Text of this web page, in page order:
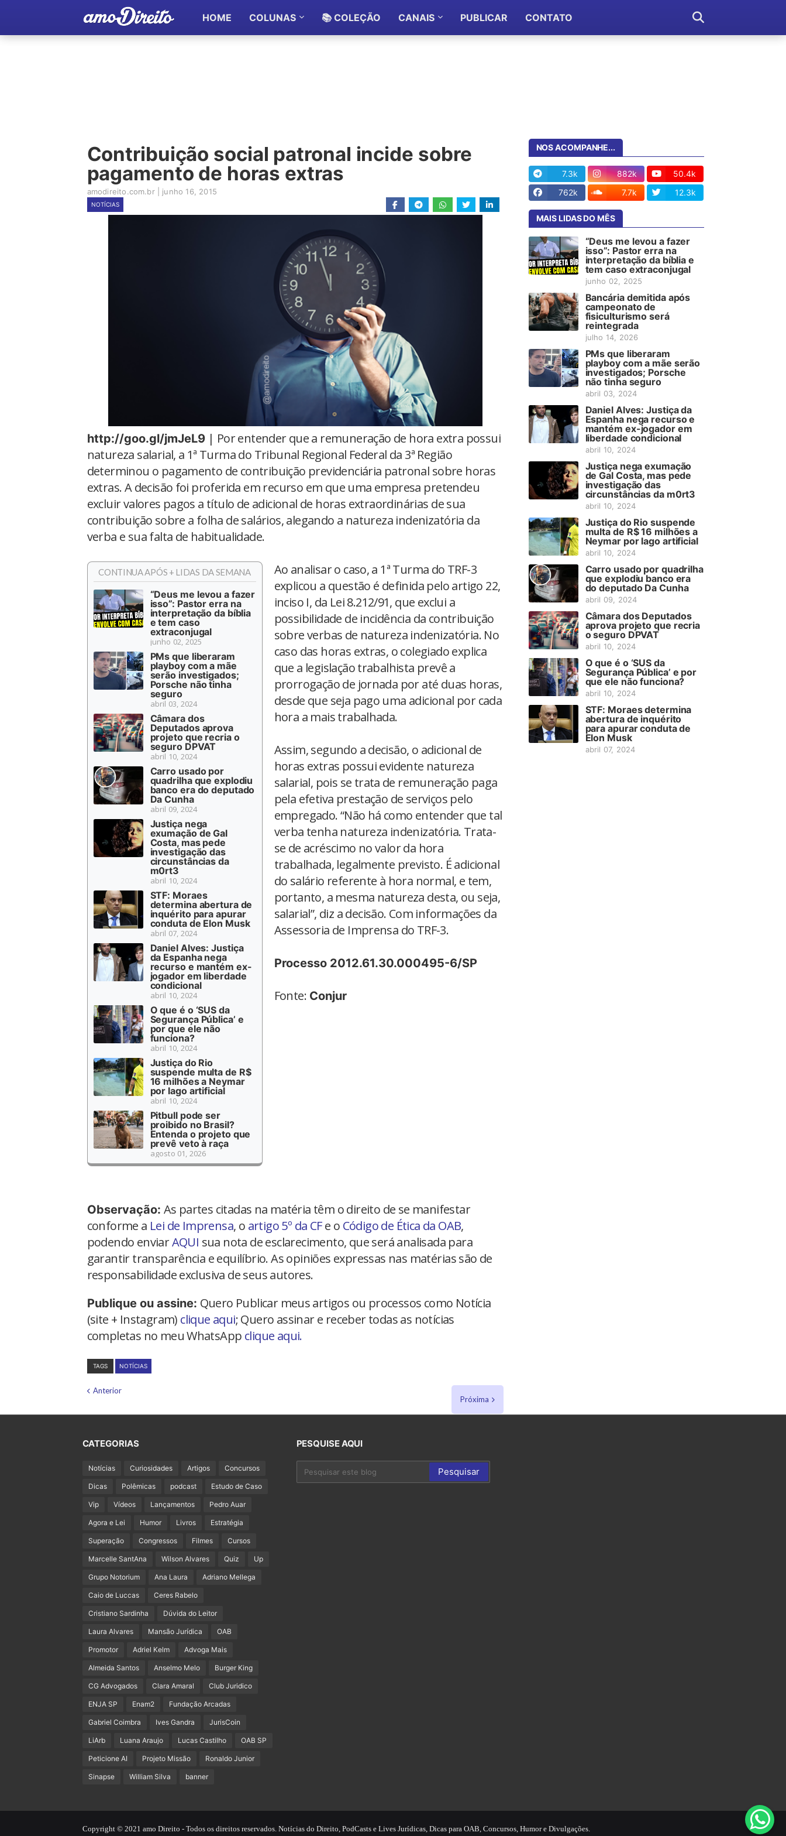
HOME COLUNAS 📚 COLEÇÃO CANAIS PUBLICAR CONTATO
Contribuição social patronal incide sobre
pagamento de horas extras
amodireito.com.br junho 16, 2015
NOTÍCIAS
http://goo.gl/jmJeL9| Por entender que a remuneração de hora extra possui
natureza salarial, a 1ª Turma do Tribunal Regional Federal da 3ª Região
determinou o pagamento de contribuição previdenciária patronal sobre horas
extras. A decisão foi proferida em recurso em que uma empresa pretendeu
excluir valores pagos a título de adicional de horas extraordinárias de sua
contribuição sobre a folha de salários, alegando a natureza indenizatória da
verba e sua falta de habitualidade.
CONTINUA APÓS + LIDAS DA SEMANA
“Deus me levou a fazer
isso”: Pastor erra na
interpretação da bíblia
e tem caso
extraconjugal
junho 02, 2025
PMs que liberaram
playboy com a mãe
serão investigados;
Porsche não tinha
seguro
abril 03, 2024
Câmara dos
Deputados aprova
projeto que recria o
seguro DPVAT
abril 10, 2024
Carro usado por
quadrilha que explodiu
banco era do deputado
Da Cunha
abril 09, 2024
Justiça nega
exumação de Gal
Costa, mas pede
investigação das
circunstâncias da
m0rt3
abril 10, 2024
STF: Moraes
determina abertura de
inquérito para apurar
conduta de Elon Musk
abril 07, 2024
Daniel Alves: Justiça
da Espanha nega
recurso e mantém ex-
jogador em liberdade
condicional
abril 10, 2024
O que é o ‘SUS da
Segurança Pública’ e
por que ele não
funciona?
abril 10, 2024
Justiça do Rio
suspende multa de R$
16 milhões a Neymar
por lago artificial
abril 10, 2024
Pitbull pode ser
proibido no Brasil?
Entenda o projeto que
prevê veto à raça
agosto 01, 2026
Ao analisar o caso, a 1ª Turma do TRF-3
explicou a questão é definida pelo artigo 22,
inciso I, da Lei 8.212/91, que exclui a
possibilidade de incidência da contribuição
sobre verbas de natureza indenizatória. No
caso das horas extras, o colegiado explica
que a legislação trabalhista prevê a
prorrogação de jornada por até duas horas,
desde que seja pago uma adicional por cada
hora a mais trabalhada.
Assim, segundo a decisão, o adicional de
horas extras possui evidente natureza
salarial, pois se trata de remuneração paga
pela efetiva prestação de serviços pelo
empregado. “Não há como entender que tal
verba tenha natureza indenizatória. Trata-
se de acréscimo no valor da hora
trabalhada, legalmente previsto. É adicional
do salário referente à hora normal, e tem,
portanto, a mesma natureza desta, ou seja,
salarial”, diz a decisão. Com informações da
Assessoria de Imprensa do TRF-3.
Processo 2012.61.30.000495-6/SP
Fonte:Conjur
Observação: As partes citadas na matéria têm o direito de se manifestar
conforme a Lei de Imprensa, o artigo 5º da CFe o Código de Ética da OAB,
podendo enviarAQUI sua nota de esclarecimento, que será analisada para
garantir transparência e equilíbrio. As opiniões expressas nas matérias são de
responsabilidade exclusiva de seus autores.
Publique ou assine: Quero Publicar meus artigos ou processos como Notícia
(site + Instagram) clique aqui; Quero assinar e receber todas as notícias
completas no meu WhatsApp clique aqui.
TAGS NOTÍCIAS
Anterior
Próxima
NOS ACOMPANHE...
7.3k 882k
50.4k
762k
7.7k 12.3k
MAIS LIDAS DO MÊS
“Deus me levou a fazer
isso”: Pastor erra na
interpretação da bíblia e
tem caso extraconjugal
junho 02, 2025
Bancária demitida após
campeonato de
fisiculturismo será
reintegrada
julho 14, 2026
PMs que liberaram
playboy com a mãe serão
investigados; Porsche
não tinha seguro
abril 03, 2024
Daniel Alves: Justiça da
Espanha nega recurso e
mantém ex-jogador em
liberdade condicional
abril 10, 2024
Justiça nega exumação
de Gal Costa, mas pede
investigação das
circunstâncias da m0rt3
abril 10, 2024
Justiça do Rio suspende
multa de R$ 16 milhões a
Neymar por lago artificial
abril 10, 2024
Carro usado por quadrilha
que explodiu banco era
do deputado Da Cunha
abril 09, 2024
Câmara dos Deputados
aprova projeto que recria
o seguro DPVAT
abril 10, 2024
O que é o ‘SUS da
Segurança Pública’ e por
que ele não funciona?
abril 10, 2024
STF: Moraes determina
abertura de inquérito
para apurar conduta de
Elon Musk
abril 07, 2024
CATEGORIAS
Notícias Curiosidades Artigos Concursos
Dicas Polêmicas podcast Estudo de Caso
Vip Vídeos Lançamentos Pedro Auar
Agora e Lei Humor Livros Estratégia
Superação Congressos Filmes Cursos
Marcelle SantAna Wilson Alvares Quiz Up
Grupo Notorium Ana Laura Adriano Mellega
Caio de Luccas Ceres Rabelo
Cristiano Sardinha Dúvida do Leitor
Laura Alvares Mansão Jurídica OAB
Promotor Adriel Kelm Advoga Mais
Almeida Santos Anselmo Melo Burger King
CG Advogados Clara Amaral Club Juridico
ENJA SP Enam2 Fundação Arcadas
Gabriel Coimbra Ives Gandra JurisCoin
LiArb Luana Araujo Lucas Castilho OAB SP
Peticione AI Projeto Missão Ronaldo Junior
Sinapse William Silva banner
PESQUISE AQUI
Copyright © 2021 amo Direito - Todos os direitos reservados. Notícias do Direito, PodCasts e Lives Jurídicas, Dicas para OAB, Concursos, Humor e Divulgações.